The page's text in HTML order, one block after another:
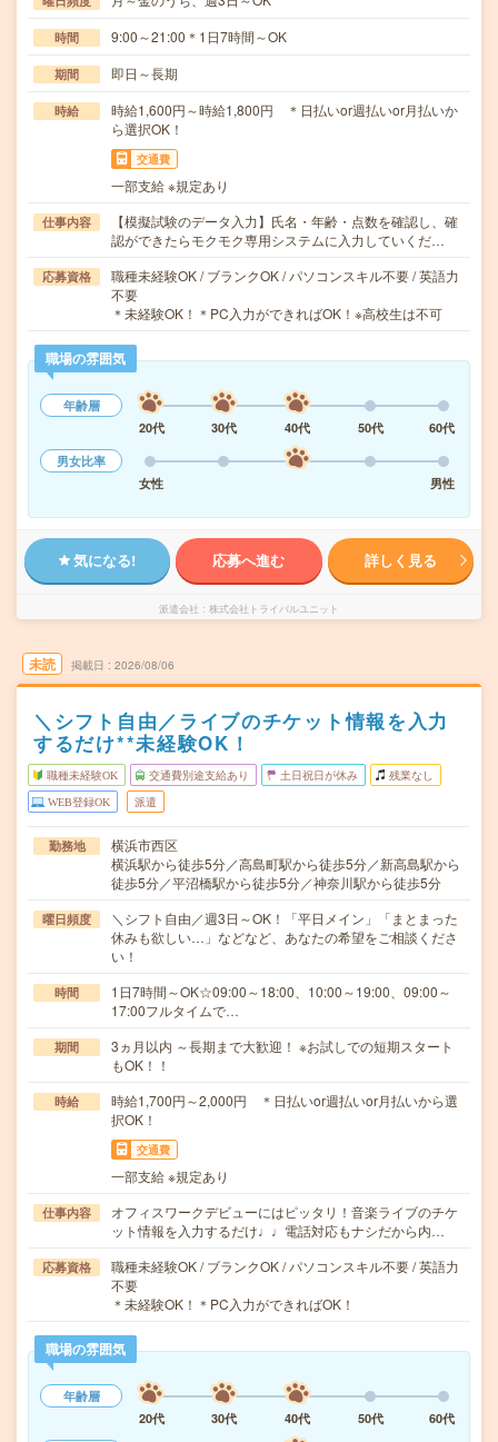
時間 9:00～21:00＊1日7時間～OK
期間 即日～長期
時給
時給1,600円～時給1,800円 ＊日払いor週払いor月払いか
ら選択OK！
交通費
一部支給 ※規定あり
仕事内容
【模擬試験のデータ入力】氏名・年齢・点数を確認し、確
認ができたらモクモク専用システムに入力していくだ…
応募資格
職種未経験OK / ブランクOK / パソコンスキル不要 / 英語力
不要
＊未経験OK！＊PC入力ができればOK！※高校生は不可
職場の雰囲気
年齢層
20代
30代 40代 50代
60代
男女比率
女性
男性
気になる! 応募へ進む 詳しく見る
派遣会社 株式会社トライバルユニット
未読 掲載日 2026/08/06
＼シフト自由／ライブのチケット情報を入力
するだけ**未経験OK！
職種未経験OK 交通費別途支給あり 土日祝日が休み 残業なし
WEB登録OK 派遣
勤務地
横浜市西区
横浜駅から徒歩5分／高島町駅から徒歩5分／新高島駅から
徒歩5分／平沼橋駅から徒歩5分／神奈川駅から徒歩5分
曜日頻度
＼シフト自由／週3日～OK！「平日メイン」「まとまった
休みも欲しい…」などなど、あなたの希望をご相談くださ
い！
時間
1日7時間～OK☆09:00～18:00、10:00～19:00、09:00～
17:00フルタイムで…
期間
3ヵ月以内 ～長期まで大歓迎！ ※お試しでの短期スタート
もOK！！
時給
時給1,700円～2,000円 ＊日払いor週払いor月払いから選
択OK！
交通費
一部支給 ※規定あり
仕事内容
オフィスワークデビューにはピッタリ！音楽ライブのチケ
ット情報を入力するだけ♩♩電話対応もナシだから内…
応募資格
職種未経験OK / ブランクOK / パソコンスキル不要 / 英語力
不要
＊未経験OK！＊PC入力ができればOK！
職場の雰囲気
年齢層
20代
30代 40代 50代
60代